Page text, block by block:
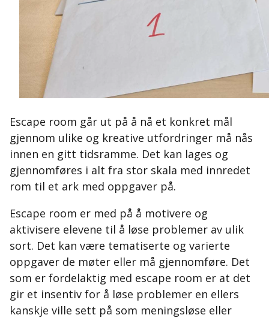
Escape room går ut på å nå et konkret mål
gjennom ulike og kreative utfordringer må nås
innen en gitt tidsramme. Det kan lages og
gjennomføres i alt fra stor skala med innredet
rom til et ark med oppgaver på.
Escape room er med på å motivere og
aktivisere elevene til å løse problemer av ulik
sort. Det kan være tematiserte og varierte
oppgaver de møter eller må gjennomføre. Det
som er fordelaktig med escape room er at det
gir et insentiv for å løse problemer en ellers
kanskje ville sett på som meningsløse eller